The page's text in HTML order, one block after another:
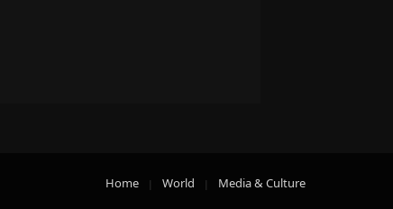
Home World Media & Culture